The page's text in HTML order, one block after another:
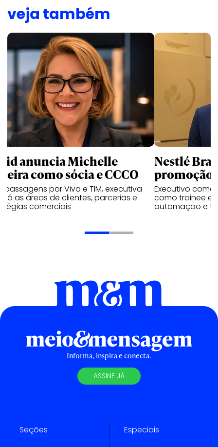
veja também
anuncia Michelle
como sócia e CCCO
passagens por Vivo e TIM, executiva
as áreas de clientes, parcerias e
comerciais
Nestlé
promoção
Executivo
como trainee e
automação e
Informa, inspira e conecta.
ASSINE JÁ
Seções Especiais